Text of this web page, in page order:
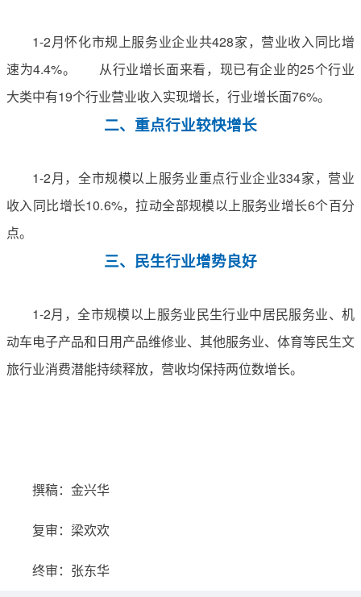
1-2月怀化市规上服务业企业共428家，营业收入同比增
速为4.4%。 从行业增长面来看，现已有企业的25个行业
大类中有19个行业营业收入实现增长，行业增长面76%。
二、重点行业较快增长
1-2月，全市规模以上服务业重点行业企业334家，营业
收入同比增长10.6%，拉动全部规模以上服务业增长6个百分
点。
三、民生行业增势良好
1-2月，全市规模以上服务业民生行业中居民服务业、机
动车电子产品和日用产品维修业、其他服务业、体育等民生文
旅行业消费潜能持续释放，营收均保持两位数增长。
撰稿：金兴华
复审：梁欢欢
终审：张东华